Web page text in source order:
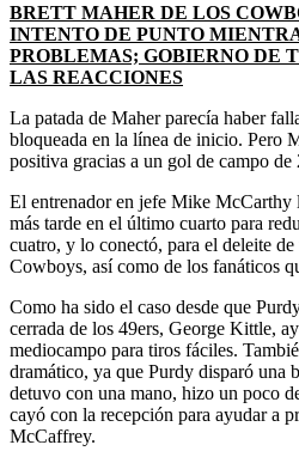
BRETT MAHER DE LOS
INTENTO DE PUNTO
PROBLEMAS; GOBIERNO DE
LAS REACCIONES
La patada de Maher parecía haber
bloqueada en la línea de inicio. Pero
positiva gracias a un gol de campo de
El entrenador en jefe Mike McCarthy
más tarde en el último cuarto para
cuatro, y lo conectó, para el deleite
Cowboys, así como de los fanáticos
Como ha sido el caso desde que
cerrada de los 49ers, George Kittle,
mediocampo para tiros fáciles.
dramático, ya que Purdy disparó una
detuvo con una mano, hizo un poco
cayó con la recepción para ayudar a
McCaffrey.